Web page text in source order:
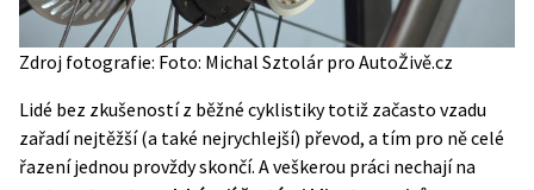
Zdroj fotografie: Foto: Michal Sztolár pro AutoŽivě.cz
Lidé bez zkušeností z běžné cyklistiky totiž začasto vzadu
zařadí nejtěžší (a také nejrychlejší) převod, a tím pro ně celé
řazení jednou provždy skončí. A veškerou práci nechají na